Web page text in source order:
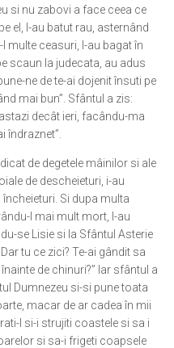
si nu zabovi a face ceea ce
el, l-au batut rau, asternând
multe ceasuri, l-au bagat în
scaun la judecata, au adus
ne de te-ai dojenit însuti pe
mai bun”. Sfântul a zis:
decât ieri, facându-ma
îndraznet”.
de degetele mâinilor si ale
de descheieturi, i-au
Si dupa multa
l mai mult mort, l-au
se Lisie si la Sfântul Asterie
tu ce zici? Te-ai gândit sa
de chinuri?” Iar sfântul a
Dumnezeu si-si pune toata
macar de ar cadea în mii
l si-i strujiti coastele si sa i
si sa-i frigeti coapsele